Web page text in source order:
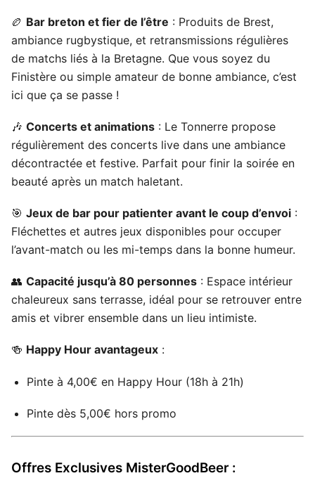
🏉 Bar breton et fier de l’être : Produits de Brest,
ambiance rugbystique, et retransmissions régulières
de matchs liés à la Bretagne. Que vous soyez du
Finistère ou simple amateur de bonne ambiance, c’est
ici que ça se passe !
🎶 Concerts et animations : Le Tonnerre propose
régulièrement des concerts live dans une ambiance
décontractée et festive. Parfait pour finir la soirée en
beauté après un match haletant.
🎯 Jeux de bar pour patienter avant le coup d’envoi :
Fléchettes et autres jeux disponibles pour occuper
l’avant-match ou les mi-temps dans la bonne humeur.
👥 Capacité jusqu’à 80 personnes : Espace intérieur
chaleureux sans terrasse, idéal pour se retrouver entre
amis et vibrer ensemble dans un lieu intimiste.
🍻 Happy Hour avantageux :
Pinte à 4,00€ en Happy Hour (18h à 21h)
Pinte dès 5,00€ hors promo
Offres Exclusives MisterGoodBeer :